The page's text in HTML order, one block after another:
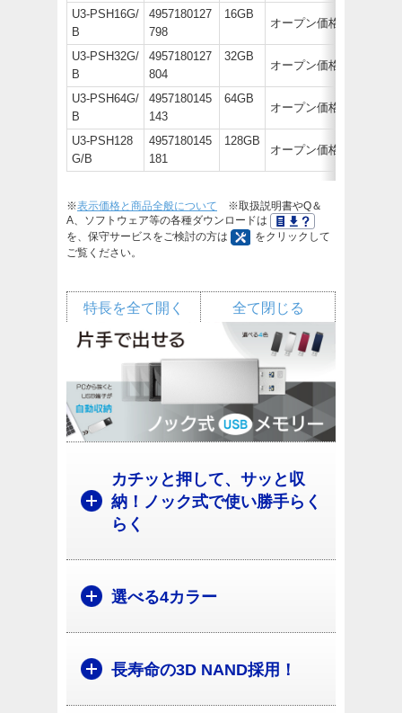
U3-PSH16G/
B
4957180127
798
16GB
オープン価格
U3-PSH32G/
B
4957180127
804
32GB
オープン価格
U3-PSH64G/
B
4957180145
143
64GB
オープン価格
U3-PSH128
G/B
4957180145
181
128GB
オープン価格
※表示価格と商品全般について ※取扱説明書やQ＆
A、ソフトウェア等の各種ダウンロードは
を、保守サービスをご検討の方は
をクリックして
ご覧ください。
全て閉じる
特長を全て開く
カチッと押して、サッと収
納！ノック式で使い勝手らく
らく
選べる4カラー
長寿命の3D NAND採用！